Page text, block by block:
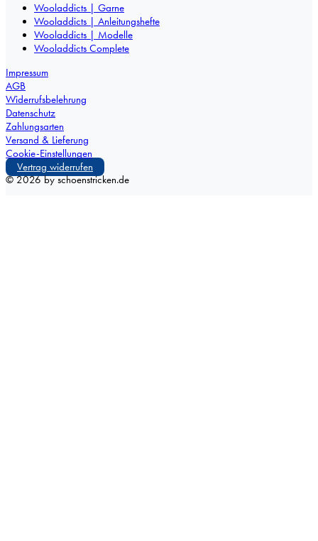
Wooladdicts | Garne
Wooladdicts | Anleitungshefte
Wooladdicts | Modelle
Wooladdicts Complete
Impressum
AGB
Widerrufsbelehrung
Datenschutz
Zahlungsarten
Versand & Lieferung
Cookie-Einstellungen
Vertrag widerrufen
© 2026 by schoenstricken.de